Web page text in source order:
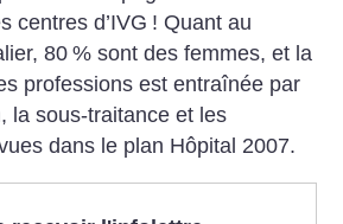
centres d’IVG ! Quant au
80 % sont des femmes, et la
professions est entraînée par
la sous-traitance et les
dans le plan Hôpital 2007.